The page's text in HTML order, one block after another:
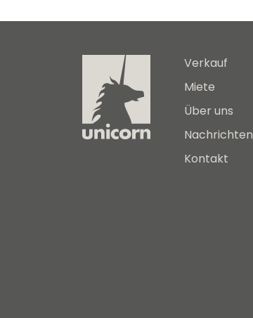
Verkauf
Miete
Über uns
Nachrichten
Kontakt